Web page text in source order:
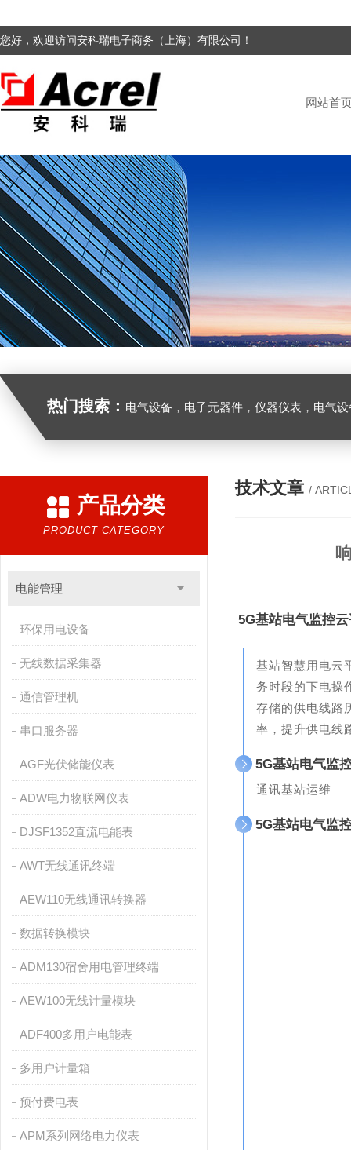
您好，欢迎访问安科瑞电子商务（上海）有限公司！
网站首
热门搜索： 电气设备，电子元器件，仪器仪表，电气
产品分类
PRODUCT CATEGORY
电能管理
环保用电设备
无线数据采集器
通信管理机
串口服务器
AGF光伏储能仪表
ADW电力物联网仪表
DJSF1352直流电能表
AWT无线通讯终端
AEW110无线通讯转换器
数据转换模块
ADM130宿舍用电管理终端
AEW100无线计量模块
ADF400多用户电能表
多用户计量箱
预付费电表
APM系列网络电力仪表
技术文章 /
5G基站电气监控
基站智慧用电云
务时段的下电操
存储的供电线路
率，提升供电线
5G基站电气监
通讯基站运维
5G基站电气监